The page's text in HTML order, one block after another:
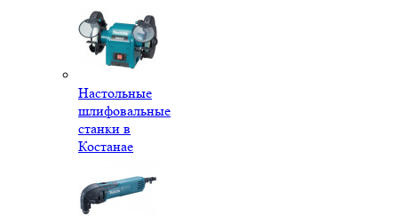
Настольные
шлифовальные
станки в
Костанае